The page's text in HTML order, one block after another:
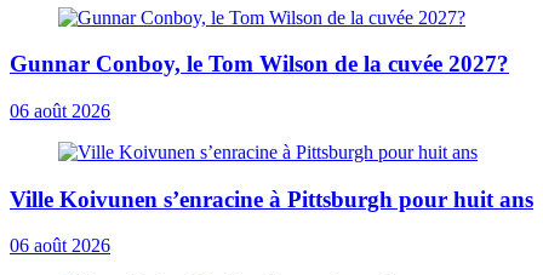
Gunnar Conboy, le Tom Wilson de la cuvée 2027?
06 août 2026
Ville Koivunen s’enracine à Pittsburgh pour huit ans
06 août 2026